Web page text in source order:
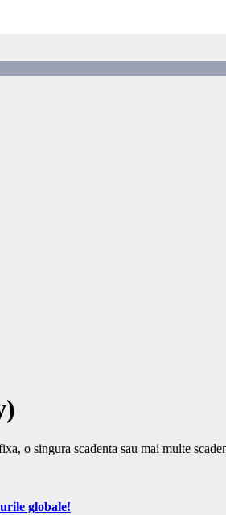
o singura scadenta sau mai multe
globale!